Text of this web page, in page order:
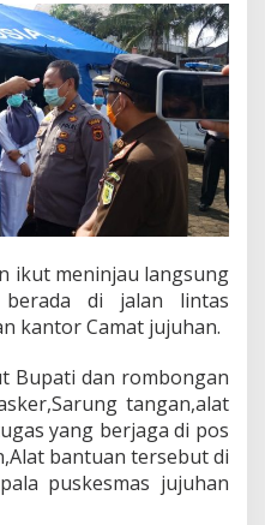
T
i
n
a
u
P
o
s
k
o
o
d
1
9
D
P
e
ikut meninjau langsung
di jalan lintas
kantor Camat jujuhan.
Bupati dan rombongan
tangan,alat
yang berjaga di pos
bantuan tersebut di
puskesmas jujuhan